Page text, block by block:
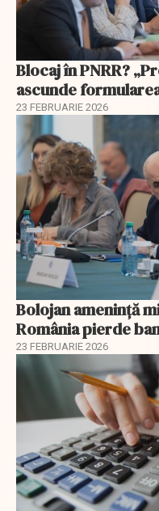
Blocaj în PNRR?
ascunde
23 FEBRUARIE 2026
Bolojan amenință
România pierde
23 FEBRUARIE 2026